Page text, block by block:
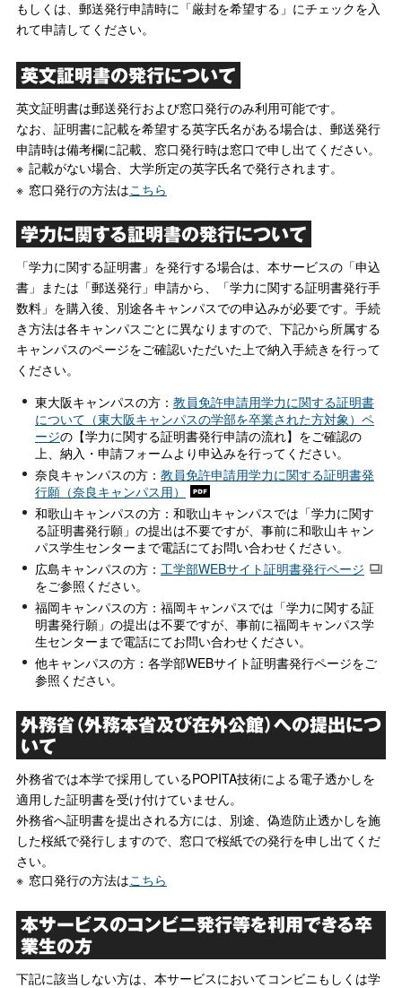
もしくは、郵送発行申請時に「厳封を希望する」にチェックを入
れて申請してください。
英文証明書の発行について
英文証明書は郵送発行および窓口発行のみ利用可能です。
なお、証明書に記載を希望する英字氏名がある場合は、郵送発行
申請時は備考欄に記載、窓口発行時は窓口で申し出てください。
記載がない場合、大学所定の英字氏名で発行されます。
窓口発行の方法はこちら
学力に関する証明書の発行について
「学力に関する証明書」を発行する場合は、本サービスの「申込
書」または「郵送発行」申請から、「学力に関する証明書発行手
数料」を購入後、別途各キャンパスでの申込みが必要です。手続
き方法は各キャンパスごとに異なりますので、下記から所属する
キャンパスのページをご確認いただいた上で納入手続きを行って
ください。
東大阪キャンパスの方： 教員免許申請用学力に関する証明書
について（東大阪キャンパスの学部を卒業された方対象）ペ
ージの【学力に関する証明書発行申請の流れ】をご確認の
上、納入・申請フォームより申込みを行ってください。
奈良キャンパスの方： 教員免許申請用学力に関する証明書発
行願（奈良キャンパス用）
和歌山キャンパスの方：和歌山キャンパスでは「学力に関す
る証明書発行願」の提出は不要ですが、事前に和歌山キャン
パス学生センターまで電話にてお問い合わせください。
広島キャンパスの方： 工学部WEBサイト証明書発行ページ
をご参照ください。
福岡キャンパスの方：福岡キャンパスでは「学力に関する証
明書発行願」の提出は不要ですが、事前に福岡キャンパス学
生センターまで電話にてお問い合わせください。
他キャンパスの方：各学部WEBサイト証明書発行ページをご
参照ください。
外務省（外務本省及び在外公館）への提出につ
いて
外務省では本学で採用しているPOPITA技術による電子透かしを
適用した証明書を受け付けていません。
外務省へ証明書を提出される方には、別途、偽造防止透かしを施
した桜紙で発行しますので、窓口で桜紙での発行を申し出てくだ
さい。
窓口発行の方法はこちら
本サービスのコンビニ発行等を利用できる卒
業生の方
下記に該当しない方は、本サービスにおいてコンビニもしくは学